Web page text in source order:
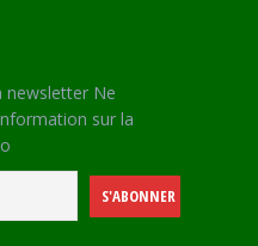
newsletter Ne
sur la